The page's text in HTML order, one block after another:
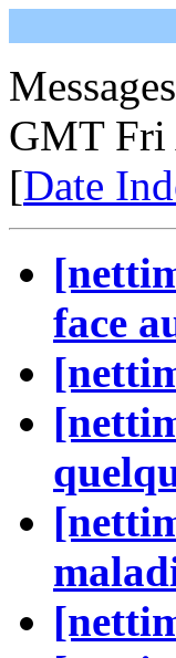
GMT Fri
[Date
face